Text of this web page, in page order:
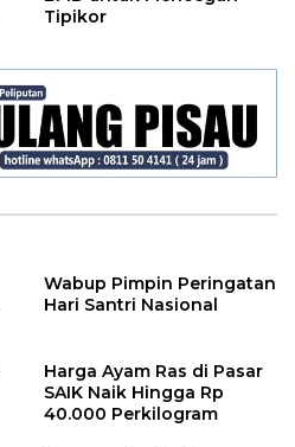
Tipikor
Wabup Pimpin Peringatan
Hari Santri Nasional
Harga Ayam Ras di Pasar
SAIK Naik Hingga Rp
40.000 Perkilogram